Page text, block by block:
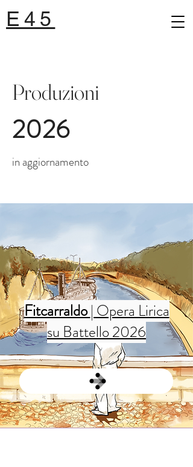
E45
Produzioni
2026
in aggiornamento
Fitcarraldo| Opera Lirica
su Battello 2026